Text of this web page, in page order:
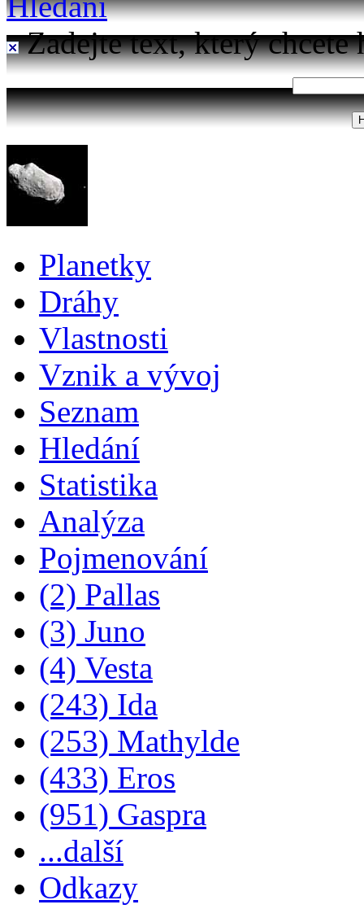
Zadejte text, který chcete
Planetky
Dráhy
Vlastnosti
Vznik a vývoj
Seznam
Hledání
Statistika
Analýza
Pojmenování
(2) Pallas
(3) Juno
(4) Vesta
(243) Ida
(253) Mathylde
(433) Eros
(951) Gaspra
...další
Odkazy